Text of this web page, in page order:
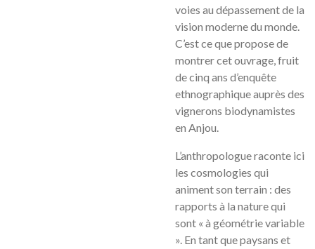
voies au dépassement de la
vision moderne du monde.
C’est ce que propose de
montrer cet ouvrage, fruit
de cinq ans d’enquête
ethnographique auprès des
vignerons biodynamistes
en Anjou.
L’anthropologue raconte ici
les cosmologies qui
animent son terrain : des
rapports à la nature qui
sont « à géométrie variable
». En tant que paysans et